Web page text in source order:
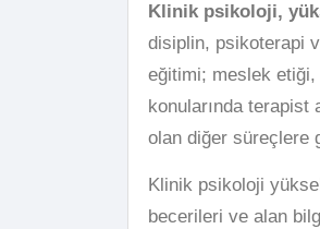
Klinik psikoloji,
disiplin, psikoterapi
eğitimi; meslek
konularında
olan diğer süreçlere
Klinik psikoloji
becerileri ve alan